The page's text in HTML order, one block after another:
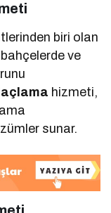
biri olan
ve
hizmeti,
sunar.